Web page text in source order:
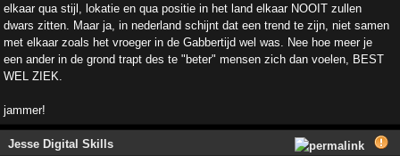
elkaar qua stijl, lokatie en qua positie in het land elkaar NOOIT zullen
dwars zitten. Maar ja, in nederland schijnt dat een trend te zijn, niet samen
met elkaar zoals het vroeger in de Gabbertijd wel was. Nee hoe meer je
een ander in de grond trapt des te "beter" mensen zich dan voelen, BEST
WEL ZIEK.
jammer!
Jesse Digital Skills